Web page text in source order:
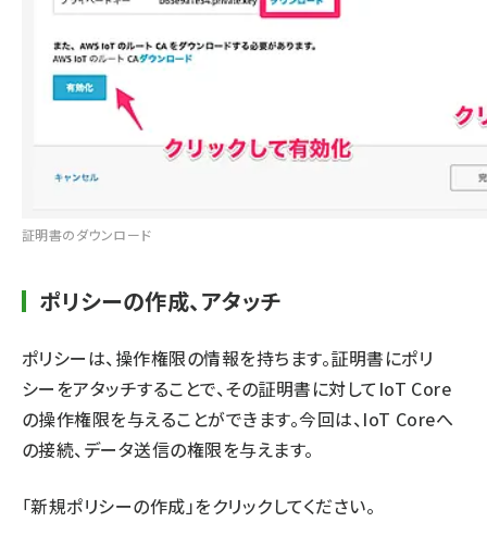
証明書のダウンロード
ポリシーの作成、アタッチ
ポリシーは、操作権限の情報を持ちます。証明書にポリ
シーをアタッチすることで、その証明書に対してIoT Core
の操作権限を与えることができます。今回は、IoT Coreへ
の接続、データ送信の権限を与えます。
「新規ポリシーの作成」をクリックしてください。